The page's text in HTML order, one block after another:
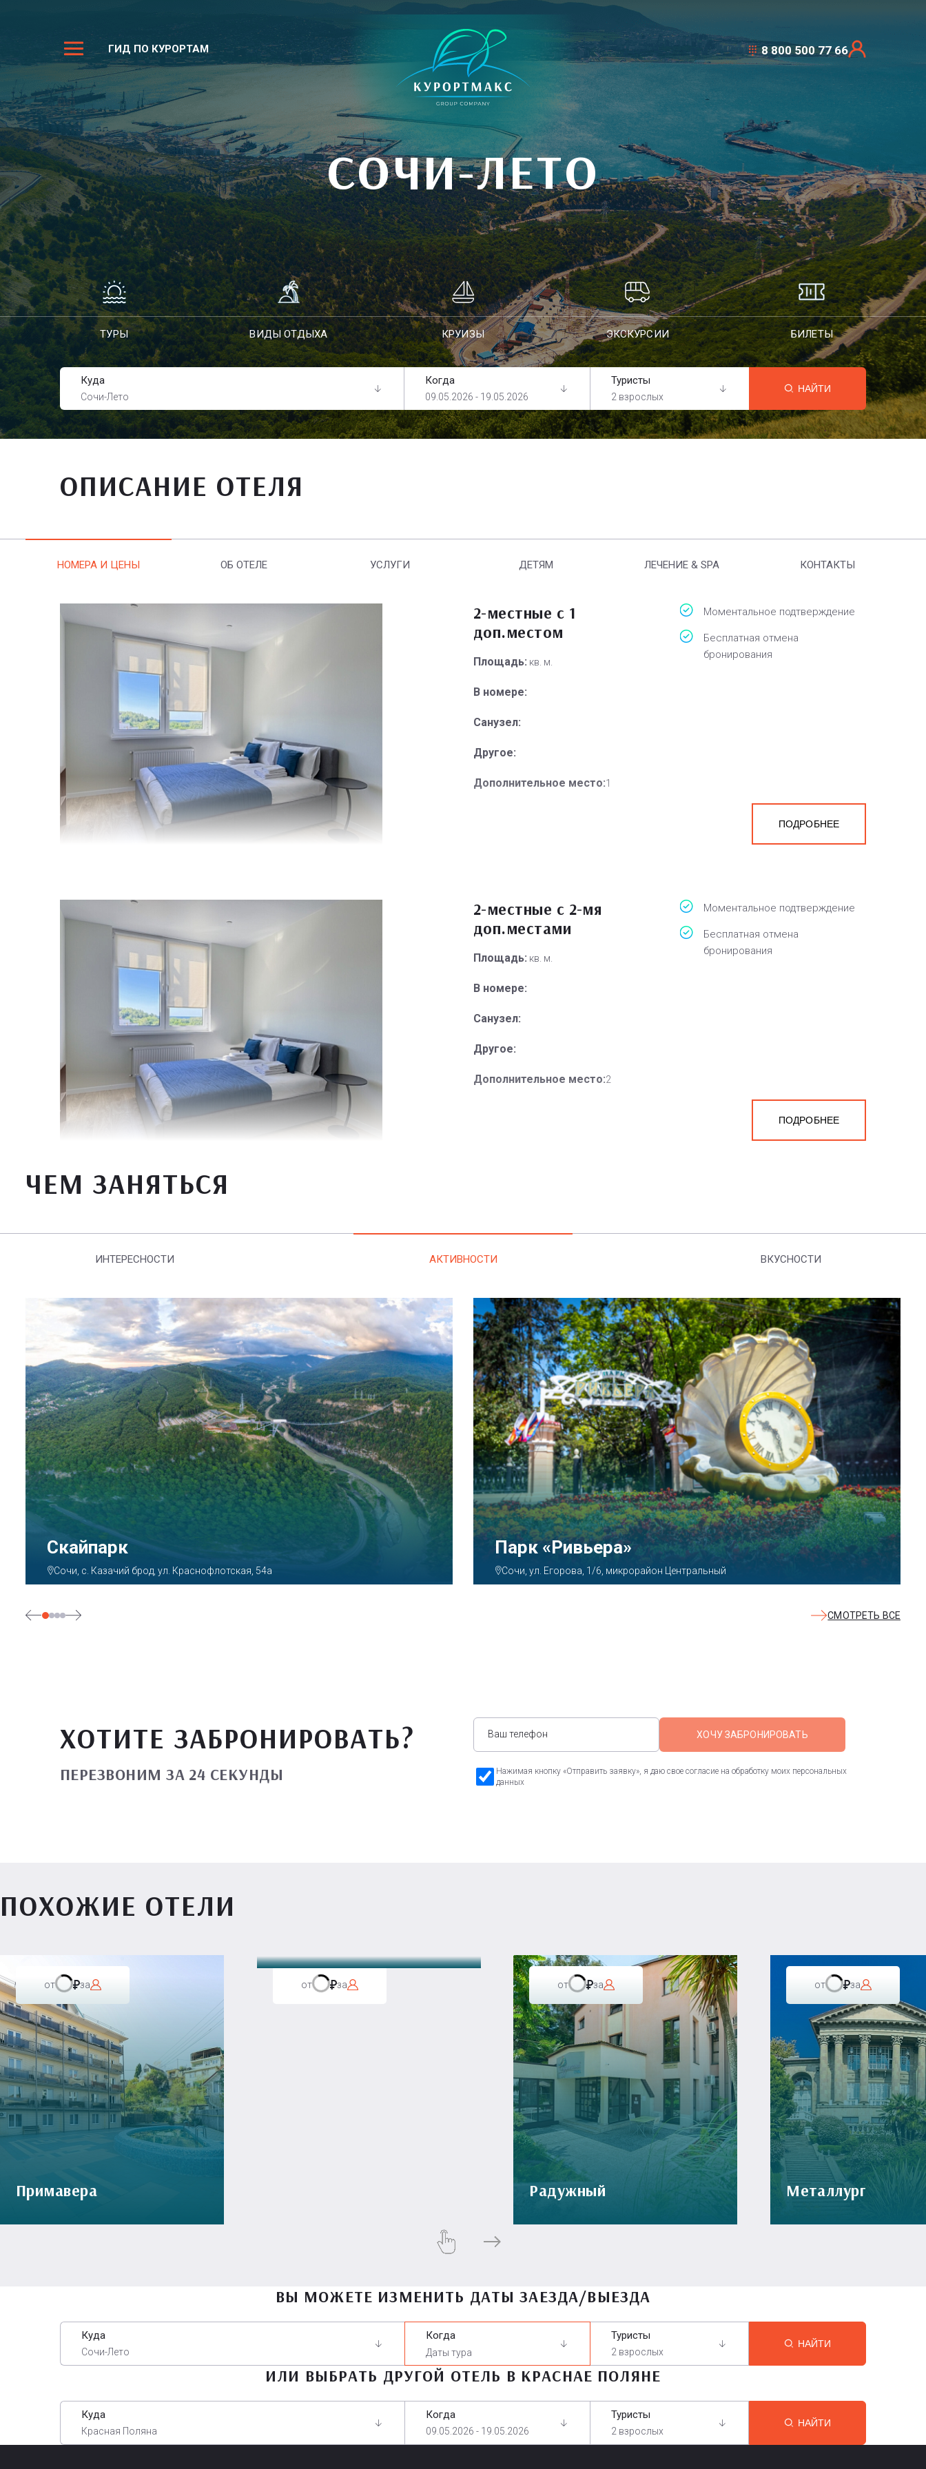
ГИД ПО КУРОРТАМ 8 800 500 77 66
СОЧИ-ЛЕТО
ТУРЫ ВИДЫ ОТДЫХА КРУИЗЫ ЭКСКУРСИИ БИЛЕТЫ
Куда
Сочи-Лето
Когда
09.05.2026 - 19.05.2026
Туристы
2 взрослых
НАЙТИ
ОПИСАНИЕ ОТЕЛЯ
НОМЕРА И ЦЕНЫ ОБ ОТЕЛЕ УСЛУГИ ДЕТЯМ ЛЕЧЕНИЕ & SPA КОНТАКТЫ
2-местные с 1
доп.местом
Площадь: кв. м.
В номере:
Санузел:
Другое:
Дополнительное место:1
Моментальное подтверждение
Бесплатная отмена
бронирования
ПОДРОБНЕЕ
2-местные с 2-мя
доп.местами
Площадь: кв. м.
В номере:
Санузел:
Другое:
Дополнительное место:2
Моментальное подтверждение
Бесплатная отмена
бронирования
ПОДРОБНЕЕ
ЧЕМ ЗАНЯТЬСЯ
ИНТЕРЕСНОСТИ АКТИВНОСТИ ВКУСНОСТИ
Скайпарк
Сочи, с. Казачий брод, ул. Краснофлотская, 54а
Парк «Ривьера»
Сочи, ул. Егорова, 1/6, микрорайон Центральный
СМОТРЕТЬ ВСЕ
ХОТИТЕ ЗАБРОНИРОВАТЬ?
ПЕРЕЗВОНИМ ЗА 24 СЕКУНДЫ
ХОЧУ ЗАБРОНИРОВАТЬ
Нажимая кнопку «Отправить заявку», я даю свое согласие на обработку моих персональных
данных
ПОХОЖИЕ ОТЕЛИ
от за
Примавера
от за от за
Радужный
от за
Металлург
ВЫ МОЖЕТЕ ИЗМЕНИТЬ ДАТЫ ЗАЕЗДА/ВЫЕЗДА
Куда
Сочи-Лето
Когда Туристы
2 взрослых
НАЙТИ
ИЛИ ВЫБРАТЬ ДРУГОЙ ОТЕЛЬ В КРАСНАЕ ПОЛЯНЕ
Куда
Красная Поляна
Когда
09.05.2026 - 19.05.2026
Туристы
2 взрослых
НАЙТИ